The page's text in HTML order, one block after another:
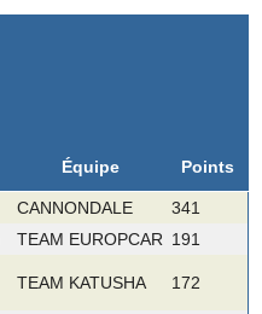
Équipe Points
CANNONDALE
341
TEAM EUROPCAR 191
TEAM KATUSHA 172